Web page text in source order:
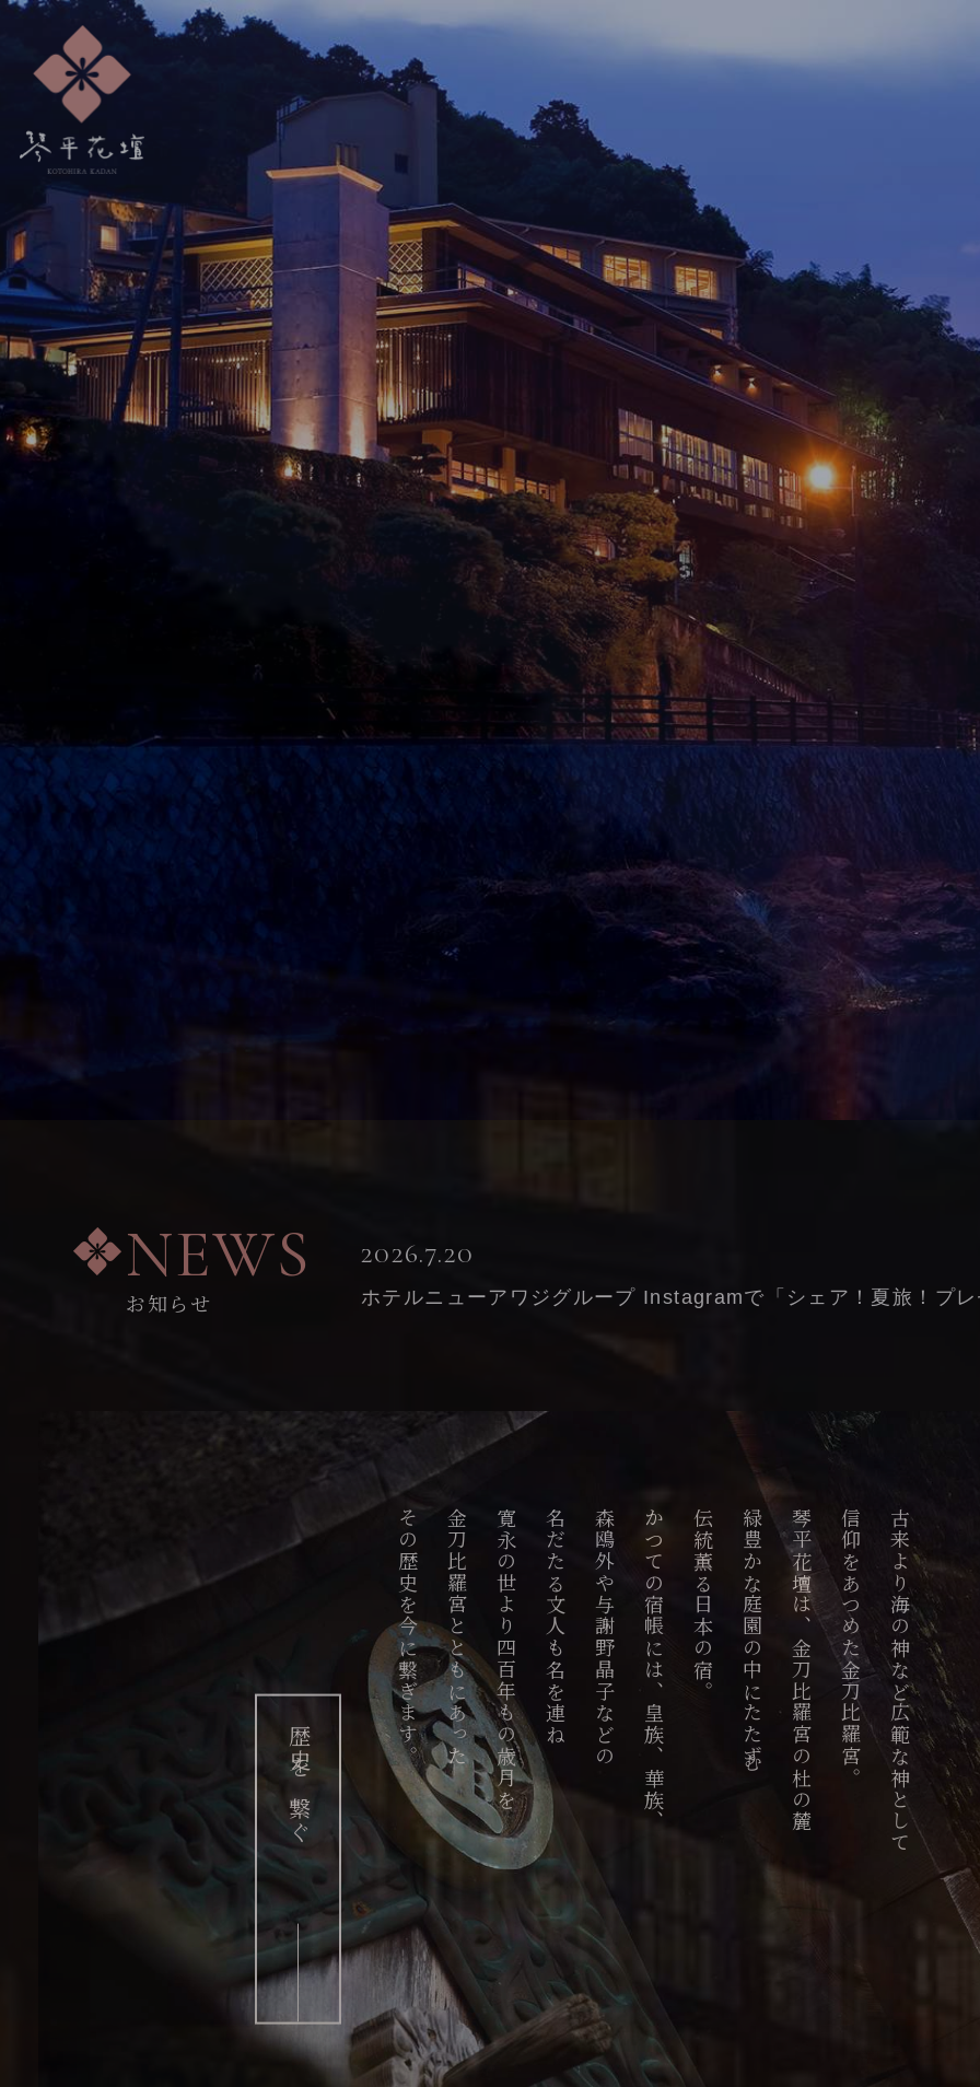
NEWS
お知らせ
2026.7.20
ホテルニューアワジグループ Instagramで「シェア！夏旅！プ
古来より海の神など広範な神として
信仰をあつめた金刀比羅宮。
琴平花壇は、金刀比羅宮の杜の麓
緑豊かな庭園の中にたたずむ
伝統薫る日本の宿。
かつての宿帳には、皇族、華族、
森鴎外や与謝野晶子などの
名だたる文人も名を連ね
寛永の世より四百年もの歳月を
金刀比羅宮とともにあった
その歴史を今に繋ぎます。
歴史を繋ぐ